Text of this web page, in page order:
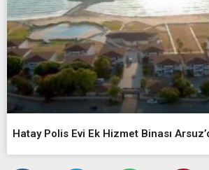
Hatay Polis Evi Ek Hizmet Binası